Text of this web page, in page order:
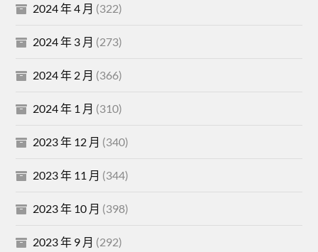
2024 年 4 月 (322)
2024 年 3 月 (273)
2024 年 2 月 (366)
2024 年 1 月 (310)
2023 年 12 月 (340)
2023 年 11 月 (344)
2023 年 10 月 (398)
2023 年 9 月 (292)